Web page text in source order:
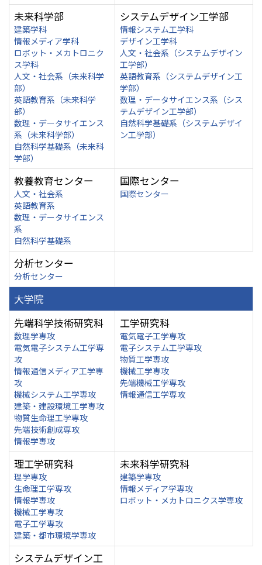
未来科学部
建築学科
情報メディア学科
ロボット・メカトロニク
ス学科
人文・社会系（未来科学
部）
英語教育系（未来科学
部）
数理・データサイエンス
系（未来科学部）
自然科学基礎系（未来科
学部）
システムデザイン工学部
情報システム工学科
デザイン工学科
人文・社会系（システムデザイン
工学部）
英語教育系（システムデザイン工
学部）
数理・データサイエンス系（シス
テムデザイン工学部）
自然科学基礎系（システムデザイ
ン工学部）
教養教育センター
人文・社会系
英語教育系
数理・データサイエンス
系
自然科学基礎系
国際センター
国際センター
分析センター
分析センター
大学院
先端科学技術研究科
数理学専攻
電気電子システム工学専
攻
情報通信メディア工学専
攻
機械システム工学専攻
建築・建設環境工学専攻
物質生命理工学専攻
先端技術創成専攻
情報学専攻
工学研究科
電気電子工学専攻
電子システム工学専攻
物質工学専攻
機械工学専攻
先端機械工学専攻
情報通信工学専攻
理工学研究科
理学専攻
生命理工学専攻
情報学専攻
機械工学専攻
電子工学専攻
建築・都市環境学専攻
未来科学研究科
建築学専攻
情報メディア学専攻
ロボット・メカトロニクス学専攻
システムデザイン工